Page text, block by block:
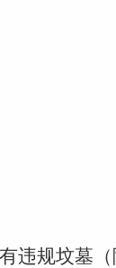
违规坟墓（